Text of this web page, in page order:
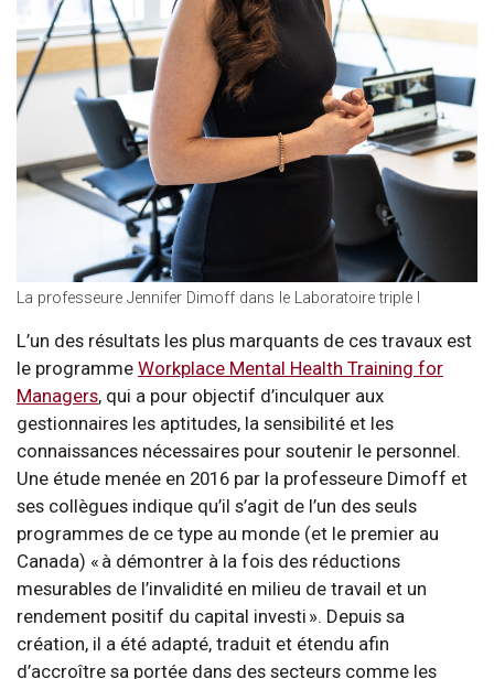
La professeure Jennifer Dimoff dans le Laboratoire triple I
L’un des résultats les plus marquants de ces travaux est
le programme Workplace Mental Health Training for
Managers, qui a pour objectif d’inculquer aux
gestionnaires les aptitudes, la sensibilité et les
connaissances nécessaires pour soutenir le personnel.
Une étude menée en 2016 par la professeure Dimoff et
ses collègues indique qu’il s’agit de l’un des seuls
programmes de ce type au monde (et le premier au
Canada) « à démontrer à la fois des réductions
mesurables de l’invalidité en milieu de travail et un
rendement positif du capital investi ». Depuis sa
création, il a été adapté, traduit et étendu afin
d’accroître sa portée dans des secteurs comme les